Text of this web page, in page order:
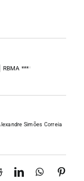
RBMA ****
Simões Correia
RedditLinkedIn